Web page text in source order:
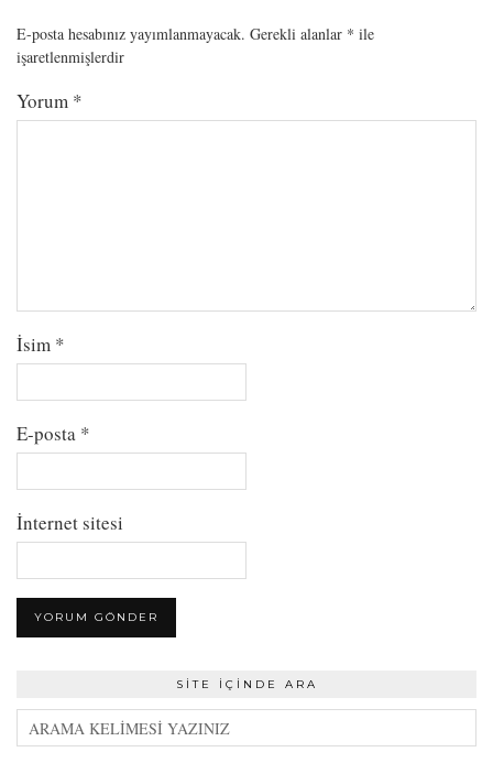
E-posta hesabınız yayımlanmayacak. Gerekli alanlar * ile
işaretlenmişlerdir
Yorum *
İsim *
E-posta *
İnternet sitesi
SITE İÇINDE ARA